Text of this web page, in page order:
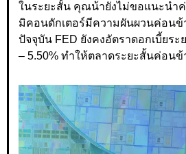
ในระยะสั้น คุณน้ายังไม่ขอแนะนำค่
มิคอนดักเตอร์มีความผันผวนค่อนข้
ปัจจุบัน FED ยังคงอัตราดอกเบี้ยระ
– 5.50% ทำให้ตลาดระยะสั้นค่อนข้